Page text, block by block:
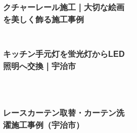
クチャーレール施工｜大切な絵画
を美しく飾る施工事例
キッチン手元灯を蛍光灯からLED
照明へ交換｜宇治市
レースカーテン取替・カーテン洗
濯施工事例（宇治市）